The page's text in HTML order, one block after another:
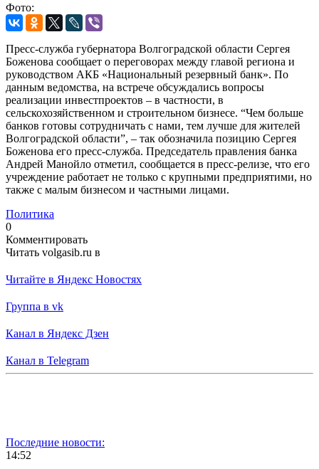
Фото:
Пресс-служба губернатора Волгоградской области Сергея
Боженова сообщает о переговорах между главой региона и
руководством АКБ «Национальный резервный банк». По
данным ведомства, на встрече обсуждались вопросы
реализации инвестпроектов – в частности, в
сельскохозяйственном и строительном бизнесе. “Чем больше
банков готовы сотрудничать с нами, тем лучше для жителей
Волгоградской области”, – так обозначила позицию Сергея
Боженова его пресс-служба. Председатель правления банка
Андрей Манойло отметил, сообщается в пресс-релизе, что его
учреждение работает не только с крупными предприятими, но
также с малым бизнесом и частными лицами.
Политика
0
Комментировать
Читать volgasib.ru в
Читайте в Яндекс Новостях
Группа в vk
Канал в Яндекс Дзен
Канал в Telegram
Последние новости:
14:52